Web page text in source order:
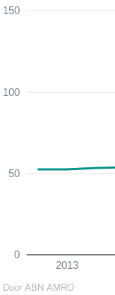
2013
0
50
100
150
Door ABN AMRO